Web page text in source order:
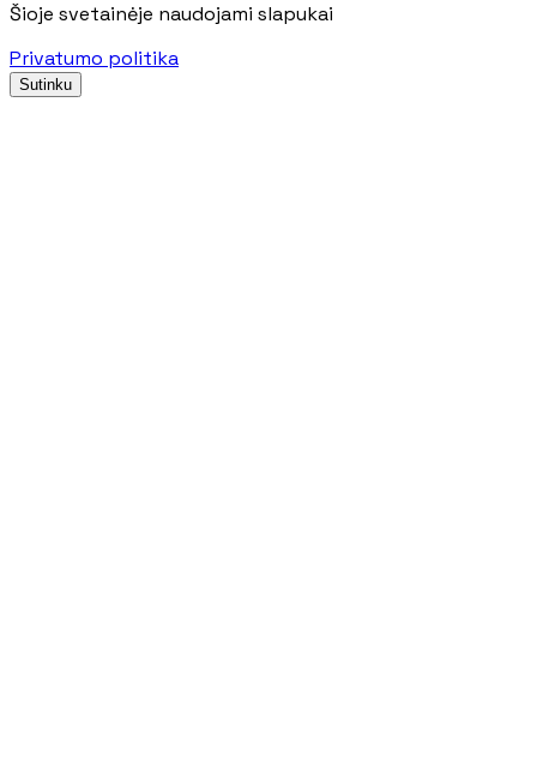
Šioje svetainėje naudojami slapukai
Privatumo politika
Sutinku